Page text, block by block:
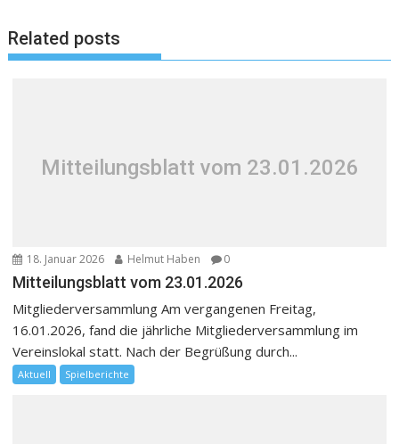
Related posts
Mitteilungsblatt vom 23.01.2026
18. Januar 2026 Helmut Haben 0
Mitteilungsblatt vom 23.01.2026
Mitgliederversammlung Am vergangenen Freitag,
16.01.2026, fand die jährliche Mitgliederversammlung im
Vereinslokal statt. Nach der Begrüßung durch...
Aktuell Spielberichte